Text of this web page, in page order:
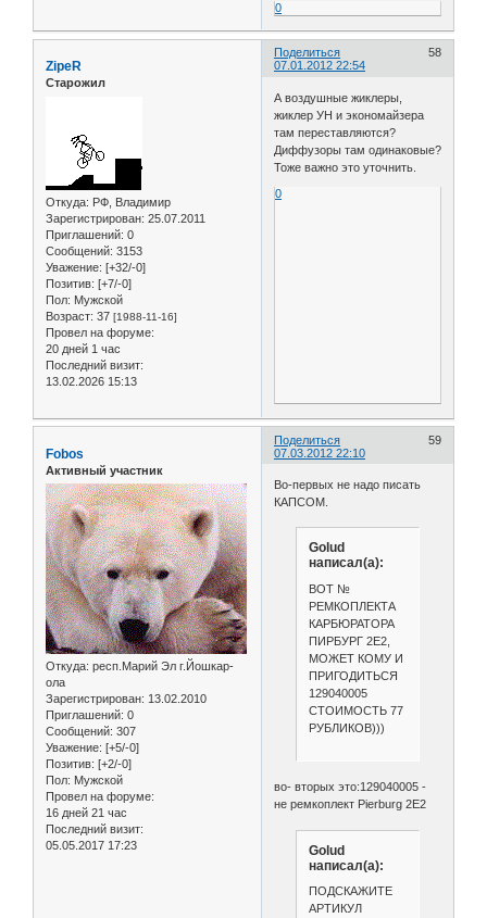
0
Поделиться
58
07.01.2012 22:54
ZipeR
Старожил
Откуда: РФ, Владимир
Зарегистрирован: 25.07.2011
Приглашений: 0
Сообщений: 3153
Уважение: [+32/-0]
Позитив: [+7/-0]
Пол: Мужской
Возраст: 37 [1988-11-16]
Провел на форуме:
20 дней 1 час
Последний визит:
13.02.2026 15:13
А воздушные жиклеры,
жиклер УН и экономайзера
там переставляются?
Диффузоры там одинаковые?
Тоже важно это уточнить.
0
Поделиться
59
07.03.2012 22:10
Fobos
Активный участник
Откуда: респ.Марий Эл г.Йошкар-
ола
Зарегистрирован: 13.02.2010
Приглашений: 0
Сообщений: 307
Уважение: [+5/-0]
Позитив: [+2/-0]
Пол: Мужской
Провел на форуме:
16 дней 21 час
Последний визит:
05.05.2017 17:23
Во-первых не надо писать
КАПСОМ.
Golud
написал(а):
ВОТ №
РЕМКОПЛЕКТА
КАРБЮРАТОРА
ПИРБУРГ 2Е2,
МОЖЕТ КОМУ И
ПРИГОДИТЬСЯ
129040005
СТОИМОСТЬ 77
РУБЛИКОВ)))
во- вторых это:129040005 -
не ремкоплект Pierburg 2E2
Golud
написал(а):
ПОДСКАЖИТЕ
АРТИКУЛ